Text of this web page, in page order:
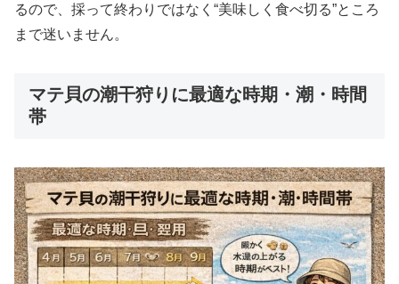
るので、採って終わりではなく“美味しく食べ切る”ところ
まで迷いません。
マテ貝の潮干狩りに最適な時期・潮・時間
帯